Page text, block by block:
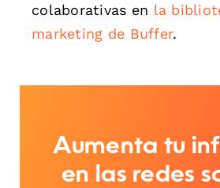
colaborativas en la
marketing de Buffer.
Aumenta tu
en las redes